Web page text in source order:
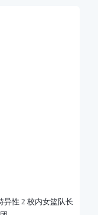
异性 2 校内女篮队长